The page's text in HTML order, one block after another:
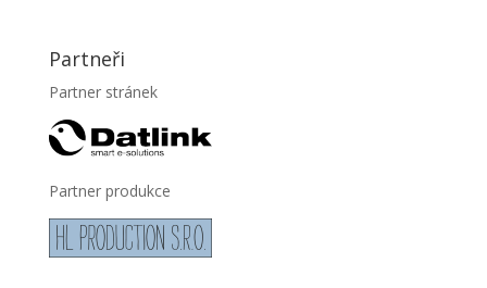
Partneři
Partner stránek
Partner produkce